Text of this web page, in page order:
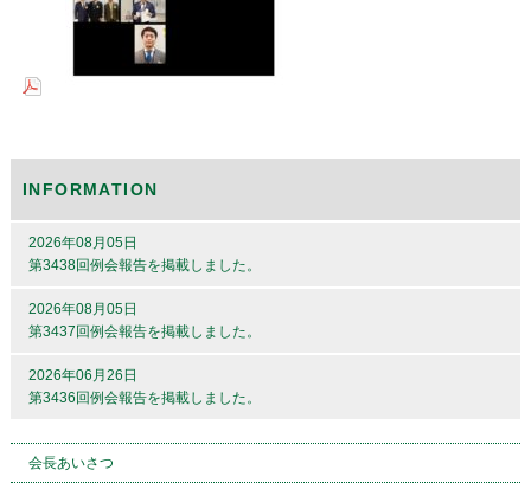
INFORMATION
2026年08月05日
第3438回例会報告を掲載しました。
2026年08月05日
第3437回例会報告を掲載しました。
2026年06月26日
第3436回例会報告を掲載しました。
会長あいさつ